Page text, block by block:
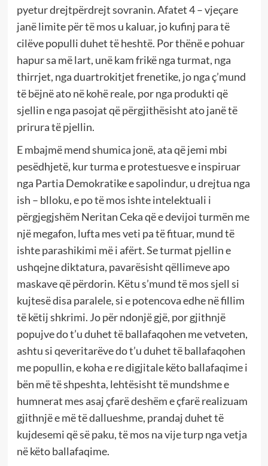
pyetur drejtpërdrejt sovranin. Afatet 4 – vjeçare
janë limite për të mos u kaluar, jo kufinj para të
cilëve populli duhet të heshtë. Por thënë e pohuar
hapur sa më lart, unë kam frikë nga turmat, nga
thirrjet, nga duartrokitjet frenetike, jo nga ç’mund
të bëjnë ato në kohë reale, por nga produkti që
sjellin e nga pasojat që përgjithësisht ato janë të
prirura të pjellin.
E mbajmë mend shumica jonë, ata që jemi mbi
pesëdhjetë, kur turma e protestuesve e inspiruar
nga Partia Demokratike e sapolindur, u drejtua nga
ish – blloku, e po të mos ishte intelektuali i
përgjegjshëm Neritan Ceka që e devijoi turmën me
një megafon, lufta mes veti pa të fituar, mund të
ishte parashikimi më i afërt. Se turmat pjellin e
ushqejne diktatura, pavarësisht qëllimeve apo
maskave që përdorin. Këtu s’mund të mos sjell si
kujtesë disa paralele, si e potencova edhe në fillim
të këtij shkrimi. Jo për ndonjë gjë, por gjithnjë
popujve do t’u duhet të ballafaqohen me vetveten,
ashtu si qeveritarëve do t’u duhet të ballafaqohen
me popullin, e koha e re digjitale këto ballafaqime i
bën më të shpeshta, lehtësisht të mundshme e
humnerat mes asaj çfarë deshëm e çfarë realizuam
gjithnjë e më të dallueshme, prandaj duhet të
kujdesemi që së paku, të mos na vije turp nga vetja
në këto ballafaqime.